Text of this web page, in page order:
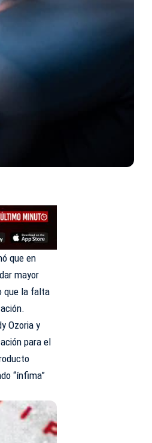
que en
mayor
que la falta
Ozoria y
para el
“ínfima”